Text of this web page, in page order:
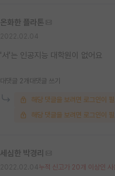
온화한 플라톤
'서'는 인공지능 대학원이 없어요
대댓글 2개 대댓글 쓰기
해당 댓글을 보려면 로그인이
해당 댓글을 보려면 로그인이
세심한 박경리
누적 신고가 20개 이상인 사